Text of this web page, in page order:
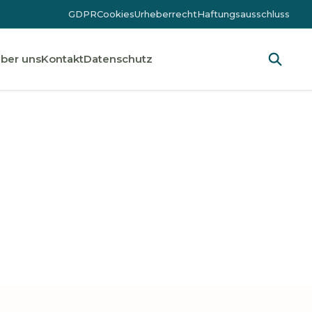
GDPRCookiesUrheberrechtHaftungsausschluss
unsKontaktDatenschutz